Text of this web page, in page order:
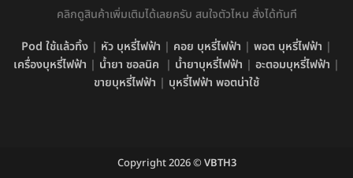
คลิกดูสินค้าเพิ่มเติมได้เลยครับ สนใจตัวไหน สั่งได้ทันที
Pod ใช้แล้วทิ้ง | หัว บุหรี่ไฟฟ้า | คอย บุหรี่ไฟฟ้า | พอต บุหรี่ไฟฟ้า |
เครื่องบุหรี่ไฟฟ้า | น้ำยา ซอลนิค | น้ำยาบุหรี่ไฟฟ้า | อะตอมบุหรี่ไฟฟ้า |
ขายบุหรี่ไฟฟ้า | บุหรี่ไฟฟ้า พอตน่าใช้
Copyright 2026 © VBTH3